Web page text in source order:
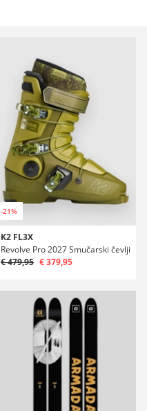
-21%
K2 FL3X
Revolve Pro 2027 Smučarski čevlji
€ 479,95 € 379,95